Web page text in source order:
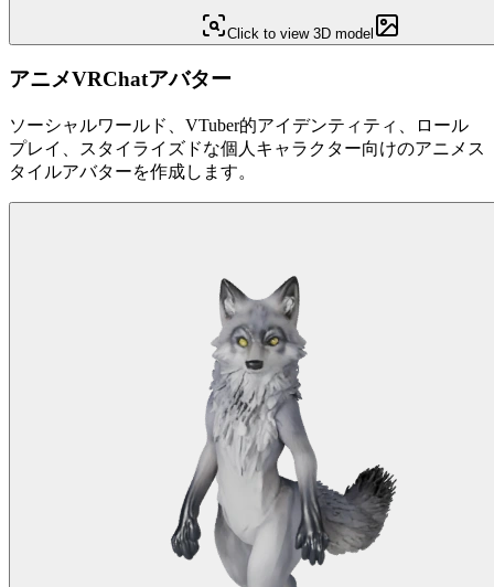
Click to view 3D model
アニメVRChatアバター
ソーシャルワールド、VTuber的アイデンティティ、ロール
プレイ、スタイライズドな個人キャラクター向けのアニメス
タイルアバターを作成します。